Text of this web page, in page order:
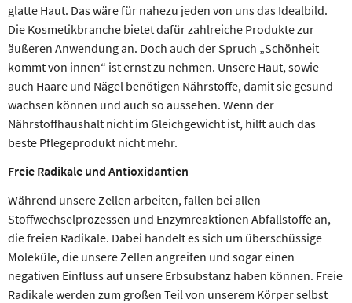
glatte Haut. Das wäre für nahezu jeden von uns das Idealbild.
Die Kosmetikbranche bietet dafür zahlreiche Produkte zur
äußeren Anwendung an. Doch auch der Spruch „Schönheit
kommt von innen“ ist ernst zu nehmen. Unsere Haut, sowie
auch Haare und Nägel benötigen Nährstoffe, damit sie gesund
wachsen können und auch so aussehen. Wenn der
Nährstoffhaushalt nicht im Gleichgewicht ist, hilft auch das
beste Pflegeprodukt nicht mehr.
Freie Radikale und Antioxidantien
Während unsere Zellen arbeiten, fallen bei allen
Stoffwechselprozessen und Enzymreaktionen Abfallstoffe an,
die freien Radikale. Dabei handelt es sich um überschüssige
Moleküle, die unsere Zellen angreifen und sogar einen
negativen Einfluss auf unsere Erbsubstanz haben können. Freie
Radikale werden zum großen Teil von unserem Körper selbst